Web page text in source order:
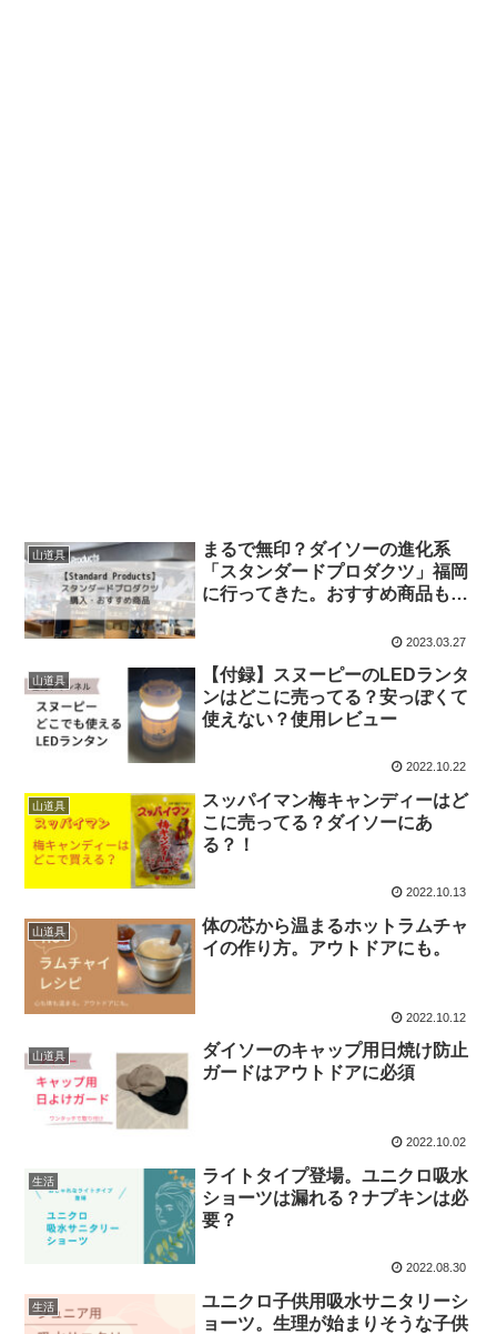
山道具
まるで無印？ダイソーの進化系
「スタンダードプロダクツ」福岡
に行ってきた。おすすめ商品も紹
2023.03.27
山道具
【付録】スヌーピーのLEDランタ
ンはどこに売ってる？安っぽくて
使えない？使用レビュー
2022.10.22
山道具
スッパイマン梅キャンディーはど
こに売ってる？ダイソーにあ
る？！
2022.10.13
山道具
体の芯から温まるホットラムチャ
イの作り方。アウトドアにも。
2022.10.12
山道具
ダイソーのキャップ用日焼け防止
ガードはアウトドアに必須
2022.10.02
生活
ライトタイプ登場。ユニクロ吸水
ショーツは漏れる？ナプキンは必
要？
2022.08.30
生活
ユニクロ子供用吸水サニタリーシ
ョーツ。生理が始まりそうな子供